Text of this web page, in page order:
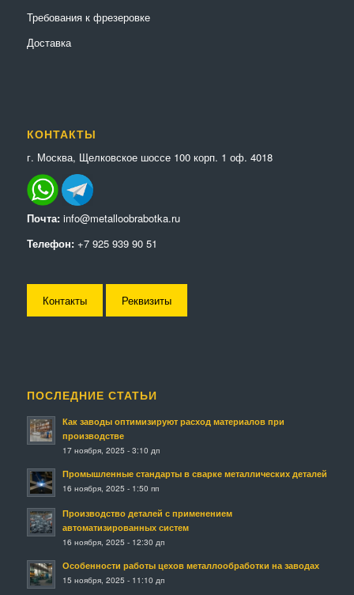
Требования к фрезеровке
Доставка
КОНТАКТЫ
г. Москва, Щелковское шоссе 100 корп. 1 оф. 4018
Почта: info@metalloobrabotka.ru
Телефон: +7 925 939 90 51
Контакты Реквизиты
ПОСЛЕДНИЕ СТАТЬИ
Как заводы оптимизируют расход материалов при
производстве
17 ноября, 2025 - 3:10 дп
Промышленные стандарты в сварке металлических деталей
16 ноября, 2025 - 1:50 пп
Производство деталей с применением
автоматизированных систем
16 ноября, 2025 - 12:30 дп
Особенности работы цехов металлообработки на заводах
15 ноября, 2025 - 11:10 дп